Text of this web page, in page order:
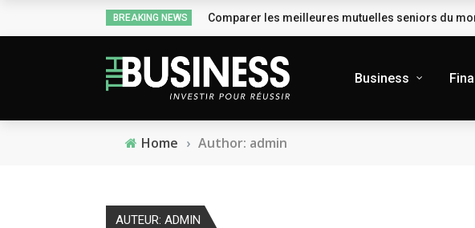
BREAKING NEWS Comparer les meilleures mutuelles seniors du
Business
Home › Author: admin
AUTEUR: ADMIN